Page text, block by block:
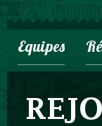
Equipes